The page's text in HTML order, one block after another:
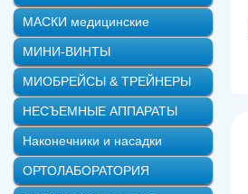
МАСКИ медицинские
МИНИ-ВИНТЫ
МИОБРЕЙСЫ & ТРЕЙНЕРЫ
НЕСЪЕМНЫЕ АППАРАТЫ
Наконечники и насадки
ОРТОЛАБОРАТОРИЯ